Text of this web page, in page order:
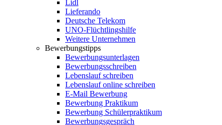
Lidl
Lieferando
Deutsche Telekom
UNO-Flüchtlingshilfe
Weitere Unternehmen
Bewerbungstipps
Bewerbungsunterlagen
Bewerbungsschreiben
Lebenslauf schreiben
Lebenslauf online schreiben
E-Mail Bewerbung
Bewerbung Praktikum
Bewerbung Schülerpraktikum
Bewerbungsgespräch